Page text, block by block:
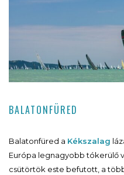
BALATONFÜRED
Balatonfüred a Kékszalag
Európa legnagyobb tókerülő
csütörtök este befutott, a